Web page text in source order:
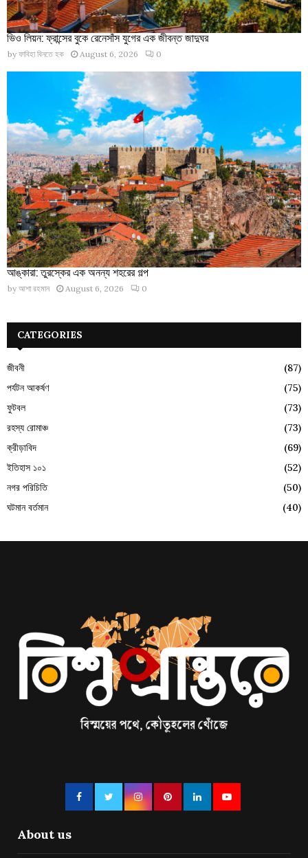
ভিও লিয়ন: ফ্রান্সের বুকে রেনেসাঁস যুগের এক জীবন্ত জাদুঘর
by ফাবিহা বিনতে হক August 6, 2026 0
আঙ্কারা: তুরস্কের এক অনন্য শহরের গল্প
by আশা রহমান August 6, 2026 0
CATEGORIES
জীবনী
(87)
পর্যটন আকর্ষণ
(75)
ফুটবল
(73)
রহস্য রোমাঞ্চ
(73)
ক্রীড়াবিদ
(69)
ইতিহাস ১০১
(52)
নগর পরিচিতি
(50)
ঘটমান বর্তমান
(40)
About us